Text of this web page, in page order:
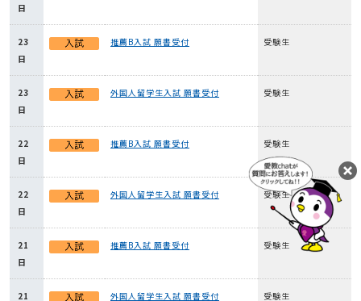
日
23
日
推薦B入試 願書受付 受験生
23
日
外国人留学生入試 願書受付 受験生
22
日
推薦B入試 願書受付 受験生
22
日
外国人留学生入試 願書受付 受験生
21
日
推薦B入試 願書受付 受験生
21 外国人留学生入試 願書受付 受験生